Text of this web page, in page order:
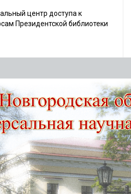
центр доступа к
Президентской библиотеки